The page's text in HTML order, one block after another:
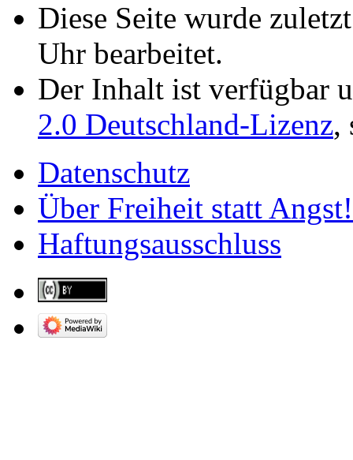
Diese Seite wurde
Uhr bearbeitet.
Der Inhalt ist verfügbar
2.0 Deutschland-Lizenz,
Datenschutz
Über Freiheit statt Angst!
Haftungsausschluss